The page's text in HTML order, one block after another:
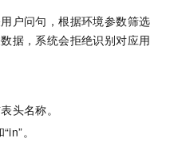
户问句，根据环境参数筛选
据，系统会拒绝识别对应用
头名称。
。